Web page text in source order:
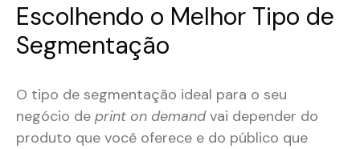
Escolhendo o Melhor Tipo de
Segmentação
O tipo de segmentação ideal para o seu
negócio de print on demandvai depender do
produto que você oferece e do público que